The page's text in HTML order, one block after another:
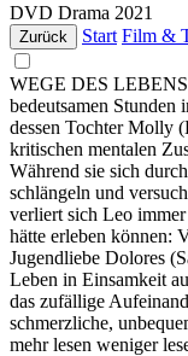
DVD Drama 2021
Zurück Start Film &
WEGE DES
bedeutsamen
dessen Tochter Molly
kritischen mentalen
Während sie sich
schlängeln und
verliert sich Leo
hätte erleben können:
Jugendliebe Dolores
Leben in Einsamkeit
das zufällige
schmerzliche,
mehr lesen weniger